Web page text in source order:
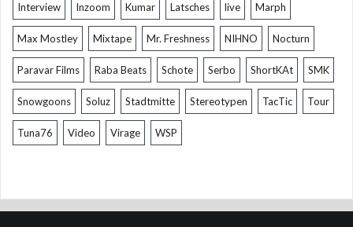
Interview Inzoom Kumar Latsches live Marph
Max Mostley Mixtape Mr. Freshness NIHNO Nocturn
Paravar Films Raba Beats Schote Serbo ShortKAt SMK
Snowgoons Soluz Stadtmitte Stereotypen TacTic Tour
Tuna76 Video Virage WSP